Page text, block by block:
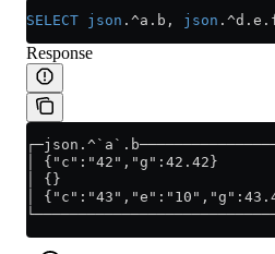
SELECT json .^a . b , json .^d . e
Response
│ {"c":"42","g":42.42}
│ {}
│